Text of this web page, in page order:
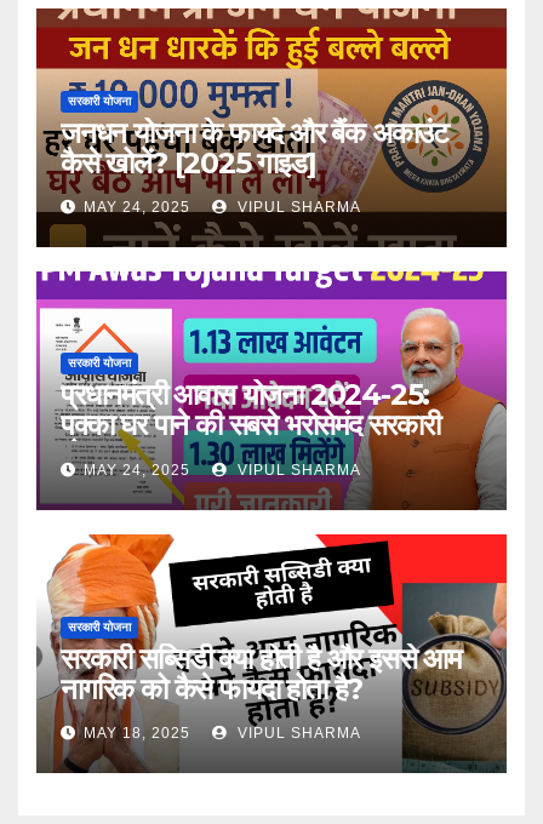
सरकारी योजना
जनधन योजना के फायदे और बैंक अकाउंट
कैसे खोलें? [2025 गाइड]
MAY 24, 2025 VIPUL SHARMA
सरकारी योजना
प्रधानमंत्री आवास योजना 2024-25:
पक्का घर पाने की सबसे भरोसेमंद सरकारी
योजना
MAY 24, 2025 VIPUL SHARMA
सरकारी योजना
सरकारी सब्सिडी क्या होती है और इससे आम
नागरिक को कैसे फायदा होता है?
MAY 18, 2025 VIPUL SHARMA